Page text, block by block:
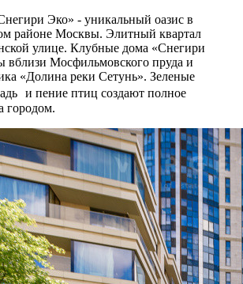
Эко» - уникальный оазис в
районе Москвы. Элитный квартал
улице. Клубные дома «Снегири
Мосфильмовского пруда и
«Долина реки Сетунь». Зеленые
и пение птиц создают полное
городом.